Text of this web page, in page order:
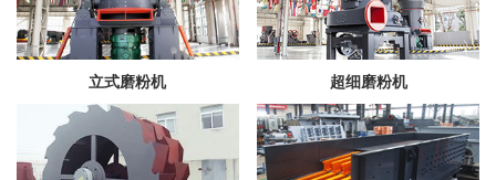
立式磨粉机 超细磨粉机